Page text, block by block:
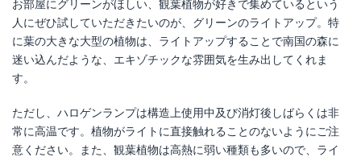
お部屋にグリーンがほしい、観葉植物が好きで集めているという
人にぜひ試していただきたいのが、グリーンのライトアップ。特
に葉の大きな大型の植物は、ライトアップすることで南国の森に
迷い込んだような、エキゾチックな雰囲気を生み出してくれま
す。
ただし、ハロゲンランプは構造上使用中及び消灯後しばらくは非
常に高温です。植物がライトに直接触れることのないようにご注
意ください。また、観葉植物は高熱に弱い種類も多いので、ライ